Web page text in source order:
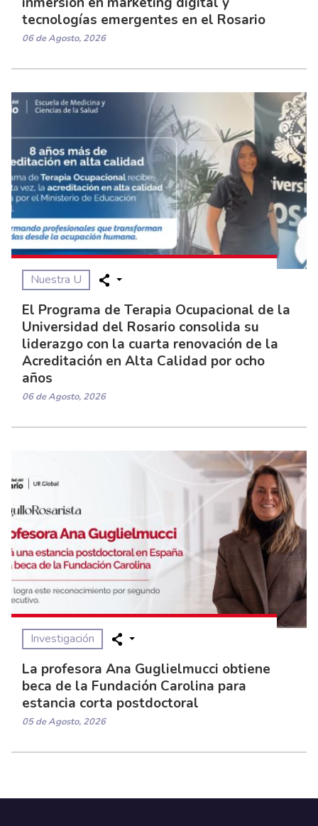
tecnologías emergentes en el Rosario
06 de Agosto, 2026
Nuestra U
El Programa de Terapia Ocupacional de la
Universidad del Rosario consolida su
liderazgo con la cuarta renovación de la
Acreditación en Alta Calidad por ocho
años
06 de Agosto, 2026
Investigación
La profesora Ana Guglielmucci obtiene
beca de la Fundación Carolina para
estancia corta postdoctoral
05 de Agosto, 2026